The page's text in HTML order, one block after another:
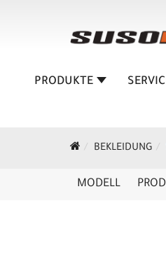
PRODUKTE
BEKLEIDUNG
MODELL